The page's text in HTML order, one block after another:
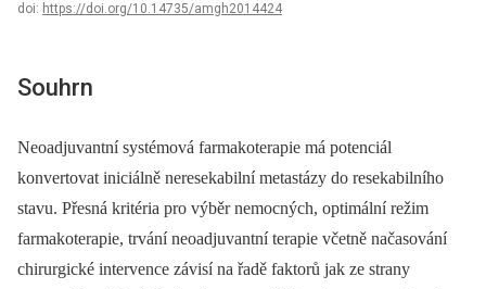
doi: https://doi.org/10.14735/amgh2014424
Souhrn
Neoadjuvantní systémová farmakoterapie má potenciál
konvertovat iniciálně neresekabilní metastázy do resekabilního
stavu. Přesná kritéria pro výběr nemocných, optimální režim
farmakoterapie, trvání neoadjuvantní terapie včetně načasování
chirurgické intervence závisí na řadě faktorů jak ze strany